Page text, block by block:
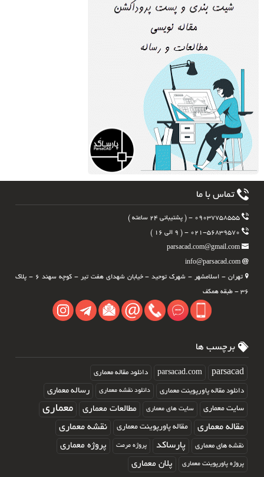
تماس با ما
۰۹۰۳۷۷۵۸۵۵۵ - ( پشتیبانی ۲۴ ساعته )
parsacad.com@gmail.com
info@parsacad.com
تهران - اسلامشهر - شهرک توحید - خیابان شهدای هفت تیر - کوچه سهند ۶ - پلاک
۳۶ - طبقه همکف
برچسب ها
parsacad
parsacad.com دانلود مقاله معماری
دانلود مقاله پاورپوینت معماری دانلود نقشه معماری رساله معماری
سایت معماری سایت های معماری مطالعات معماری معماری
مقاله معماری مقاله پاورپوینت معماری نقشه معماری
نقشه های معماری پارساکد پروژه مرمت پروژه معماری
پروژه پاورپوینت معماری پلان معماری